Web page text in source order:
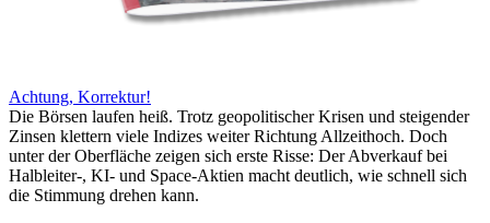
Achtung, Korrektur!
Die Börsen laufen heiß. Trotz geopolitischer Krisen und steigender
Zinsen klettern viele Indizes weiter Richtung Allzeithoch. Doch
unter der Oberfläche zeigen sich erste Risse: Der Abverkauf bei
Halbleiter-, KI- und Space-Aktien macht deutlich, wie schnell sich
die Stimmung drehen kann.